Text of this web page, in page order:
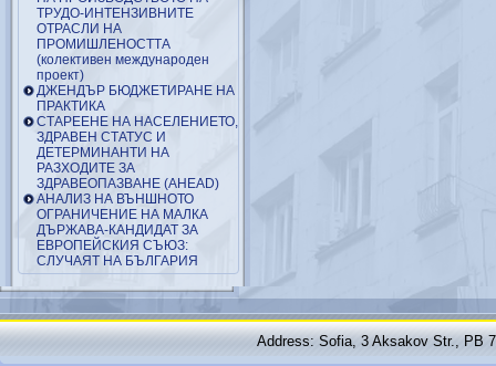
ТРУДО-ИНТЕНЗИВНИТЕ
ОТРАСЛИ НА
ПРОМИШЛЕНОСТТА
(колективен международен
проект)
ДЖЕНДЪР БЮДЖЕТИРАНЕ НА
ПРАКТИКА
СТАРЕЕНЕ НА НАСЕЛЕНИЕТО,
ЗДРАВЕН СТАТУС И
ДЕТЕРМИНАНТИ НА
РАЗХОДИТЕ ЗА
ЗДРАВЕОПАЗВАНЕ (AHEAD)
АНАЛИЗ НА ВЪНШНОТО
ОГРАНИЧЕНИЕ НА МАЛКА
ДЪРЖАВА-КАНДИДАТ ЗА
ЕВРОПЕЙСКИЯ СЪЮЗ:
СЛУЧАЯТ НА БЪЛГАРИЯ
Address: Sofia, 3 Aksakov Str., PB